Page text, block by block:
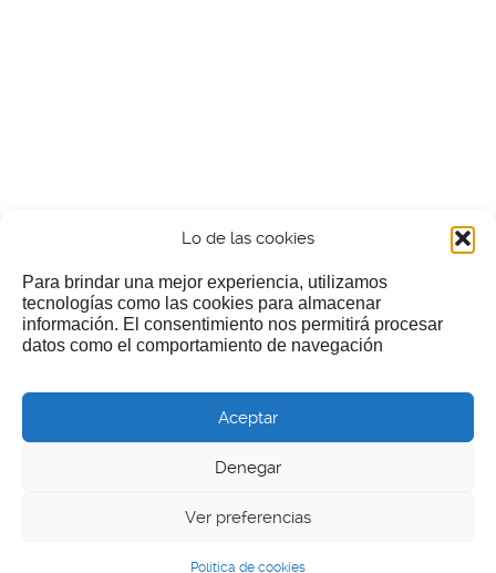
Lo de las cookies
Para brindar una mejor experiencia, utilizamos
tecnologías como las cookies para almacenar
información. El consentimiento nos permitirá procesar
datos como el comportamiento de navegación
Aceptar
Denegar
Ver preferencias
Política de cookies
¿Nos invitas a un cafecillo?
Si te gusta nuestra web puedes echar limosna a estos